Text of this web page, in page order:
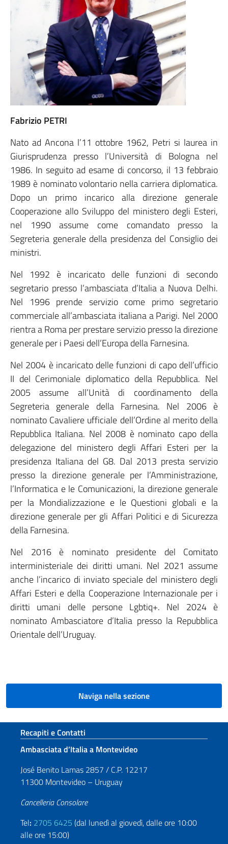
Fabrizio PETRI
Nato ad Ancona l’11 ottobre 1962, Petri si laurea in
Giurisprudenza presso l’Università di Bologna nel
1986. In seguito ad esame di concorso, il 13 febbraio
1989 è nominato volontario nella carriera diplomatica.
Dopo un primo incarico alla direzione generale
Cooperazione allo Sviluppo del ministero degli Esteri,
nel 1990 assume come comandato presso la
Segreteria generale della presidenza del Consiglio dei
ministri.
Nel 1992 è incaricato delle funzioni di secondo
segretario presso l’ambasciata d’Italia a Nuova Delhi.
Nel 1996 prende servizio come primo segretario
commerciale all’ambasciata italiana a Parigi. Nel 2000
rientra a Roma per prestare servizio presso la direzione
generale per i Paesi dell’Europa della Farnesina.
Nel 2004 è incaricato delle funzioni di capo dell’ufficio
II del Cerimoniale diplomatico della Repubblica. Nel
2005 assume all’Unità di coordinamento della
Segreteria generale della Farnesina. Nel 2006 è
nominato Cavaliere ufficiale dell’Ordine al merito della
Repubblica Italiana. Nel 2008 è nominato capo della
delegazione del ministero degli Affari Esteri per la
presidenza Italiana del G8. Dal 2013 presta servizio
presso la direzione generale per l’Amministrazione,
l’Informatica e le Comunicazioni, la direzione generale
per la Mondializzazione e le Questioni globali e la
direzione generale per gli Affari Politici e di Sicurezza
della Farnesina.
Nel 2016 è nominato presidente del Comitato
interministeriale dei diritti umani. Nel 2021 assume
anche l’incarico di inviato speciale del ministero degli
Affari Esteri e della Cooperazione Internazionale per i
diritti umani delle persone Lgbtiq+. Nel 2024 è
nominato Ambasciatore d’Italia presso la Repubblica
Orientale dell’Uruguay.
Naviga nella sezione
Sezione footer
Recapiti e Contatti
Ambasciata d’Italia a Montevideo
José Benito Lamas 2857 / C.P. 12217
11300 Montevideo – Uruguay
Cancelleria Consolare
Tel: 2705 6425 (dal lunedì al giovedì, dalle ore 10:00
alle ore 15:00)